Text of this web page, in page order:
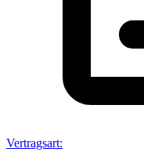
Vertragsart: